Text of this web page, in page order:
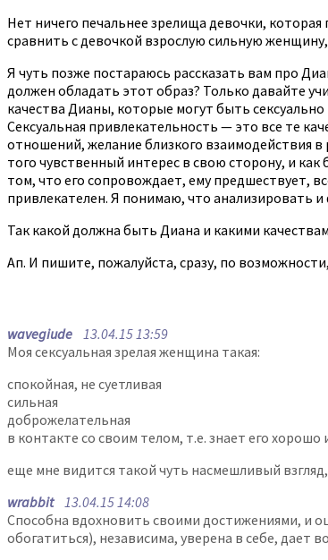
Нет ничего печальнее зрелища девочки,
сравнить с девочкой взрослую сильную
Я чуть позже постараюсь рассказать вам про
должен обладать этот образ? Только давайте
качества Дианы, которые могут быть
Сексуальная привлекательность — это все те
отношений, желание близкого взаимодействия
того чувственный интерес в свою сторону, и
том, что его сопровождает, ему предшествует,
привлекателен. Я понимаю, что анализировать
Так какой должна быть Диана и какими
Ап. И пишите, пожалуйста, сразу, по
wavegiude 13.04.15 13:59
Моя сексуальная зрелая женщина такая:
спокойная, не суетливая
сильная
доброжелательная
в контакте со своим телом, т.е. знает его
еще мне видится такой чуть насмешливый
wrabbit13.04.15 14:08
Способна вдохновить своими достижениями, и
обогатиться), независима, уверена в себе, дает